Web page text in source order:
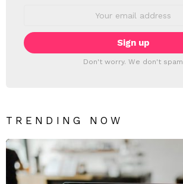
Don't worry. We don't spam
TRENDING NOW